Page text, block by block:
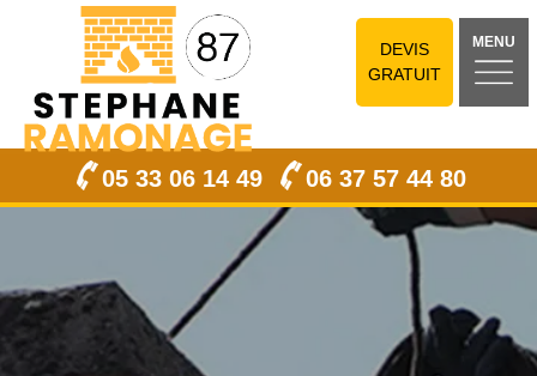
DEVIS
GRATUIT
MENU
05 33 06 14 49 06 37 57 44 80